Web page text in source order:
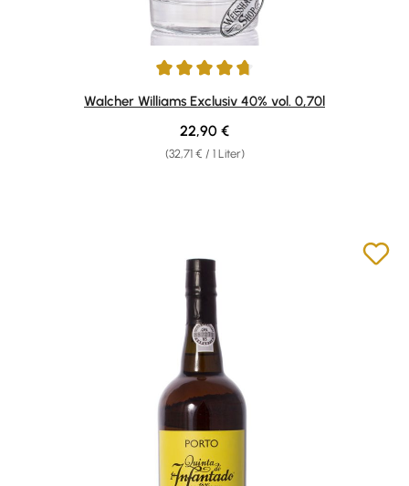
Durchschnittliche Bewertung von 4.86 von 5 Sternen
Walcher Williams Exclusiv 40% vol. 0,70l
(32,71 € / 1 Liter)
Regulärer Preis:
22,90 €